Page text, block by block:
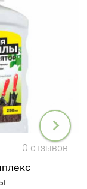
0 отзывов